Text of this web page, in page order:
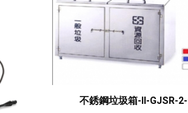
不銹鋼垃圾箱-II-GJSR-2-05